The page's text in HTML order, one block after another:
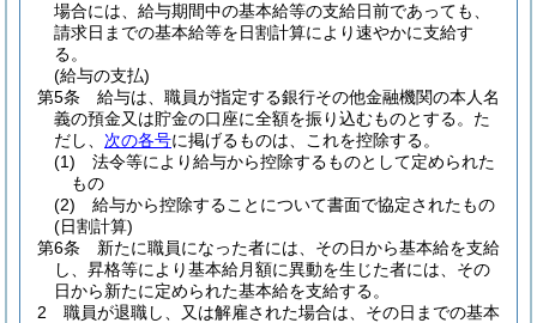
場合には、給与期間中の基本給等の支給日前であっても、
請求日までの基本給等を日割計算により速やかに支給す
る。
(給与の支払)
第5条
給与は、職員が指定する銀行その他金融機関の本人名
義の預金又は貯金の口座に全額を振り込むものとする。 た
だし、 次の各号に掲げるものは、これを控除する。
(1)
法令等により給与から控除するものとして定められた
もの
(2)
給与から控除することについて書面で協定されたもの
(日割計算)
第6条
新たに職員になった者には、その日から基本給を支給
し、昇格等により基本給月額に異動を生じた者には、その
日から新たに定められた基本給を支給する。
2
職員が退職し、又は解雇された場合は、その日までの基本